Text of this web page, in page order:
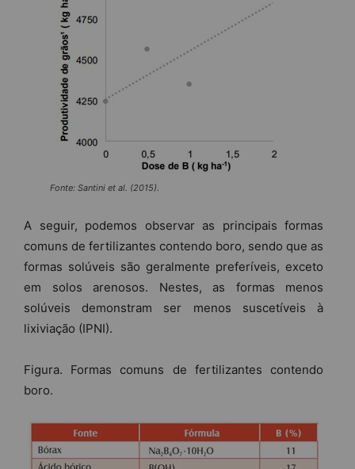
Fonte: Santini et al. (2015).
A seguir, podemos observar as principais formas
comuns de fertilizantes contendo boro, sendo que as
formas solúveis são geralmente preferíveis, exceto
em solos arenosos. Nestes, as formas menos
solúveis demonstram ser menos suscetíveis à
lixiviação (IPNI).
Figura. Formas comuns de fertilizantes contendo
boro.